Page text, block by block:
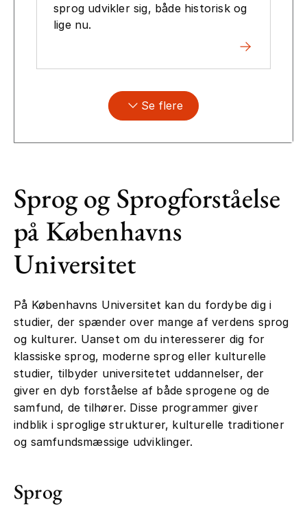
sprog udvikler sig, både historisk og
lige nu.
Se flere
Sprog og Sprogforståelse
på Københavns
Universitet
På Københavns Universitet kan du fordybe dig i
studier, der spænder over mange af verdens sprog
og kulturer. Uanset om du interesserer dig for
klassiske sprog, moderne sprog eller kulturelle
studier, tilbyder universitetet uddannelser, der
giver en dyb forståelse af både sprogene og de
samfund, de tilhører. Disse programmer giver
indblik i sproglige strukturer, kulturelle traditioner
og samfundsmæssige udviklinger.
Sprog